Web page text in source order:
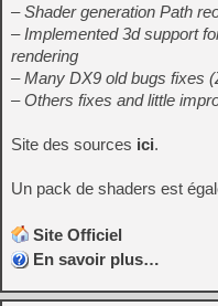
– Shader generation Path
– Implemented 3d support
rendering
– Many DX9 old bugs fixes
– Others fixes and little
Site des sources ici.
Un pack de shaders est
Site Officiel
En savoir plus…